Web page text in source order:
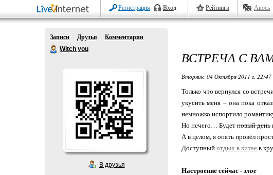
Регистрация Вход Рейтинги Авось
Записи Друзья
Комментарии
Witch you
В друзья
ВСТРЕЧА С
Вторник, 04 Октября 2011 г. 22:47
Только что вернулся со
укусить меня – она пока
немножко испортило
Но нечего… Будет новый день
А в целом, я опять провёл
Доступный отдых в китае в
Настроение сейчас -злое